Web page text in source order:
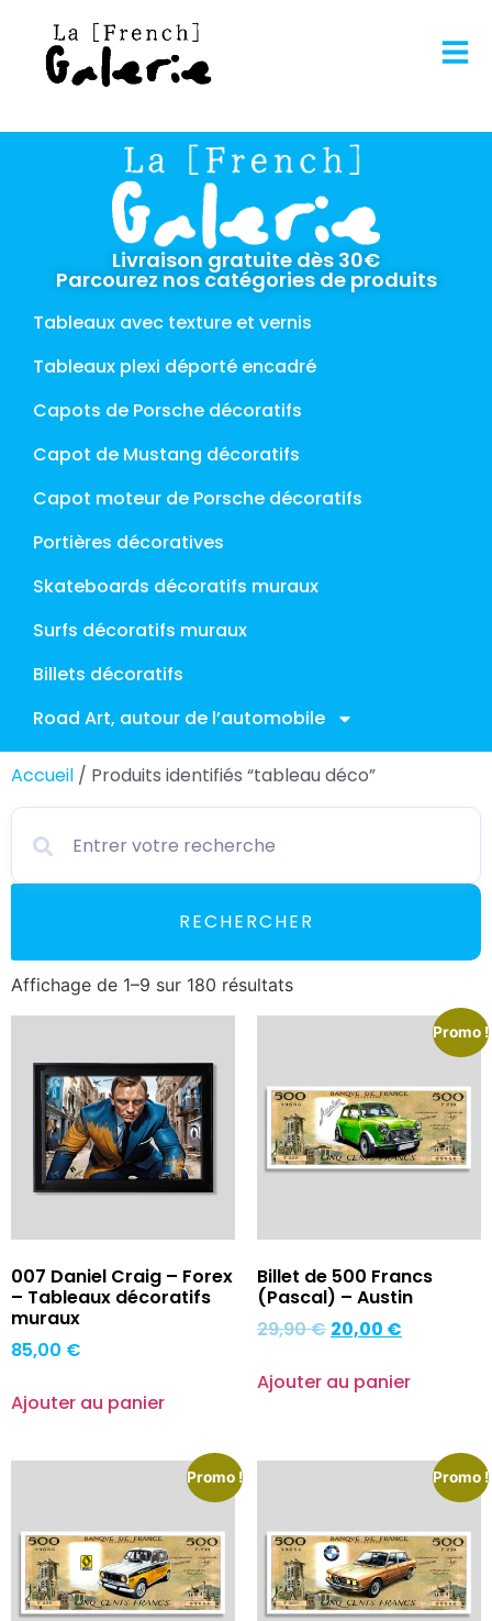
Livraison gratuite dès 30€
Parcourez nos catégories de produits
Tableaux avec texture et vernis
Tableaux plexi déporté encadré
Capots de Porsche décoratifs
Capot de Mustang décoratifs
Capot moteur de Porsche décoratifs
Portières décoratives
Skateboards décoratifs muraux
Surfs décoratifs muraux
Billets décoratifs
Road Art, autour de l’automobile
Accueil / Produits identifiés “tableau déco”
RECHERCHER
Affichage de 1–9 sur 180 résultats
007 Daniel Craig – Forex
– Tableaux décoratifs
muraux
85,00 €
Ajouter au panier
Promo !
Billet de 500 Francs
(Pascal) – Austin
29,90€ 20,00 €
Ajouter au panier
Promo ! Promo !